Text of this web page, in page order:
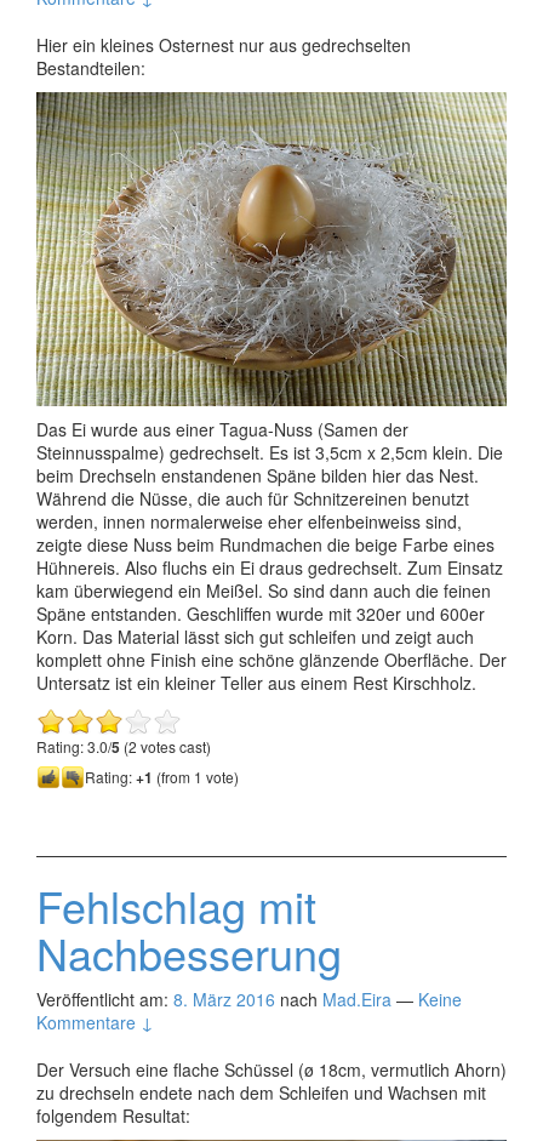
Hier ein kleines Osternest nur aus gedrechselten
Bestandteilen:
Das Ei wurde aus einer Tagua-Nuss (Samen der
Steinnusspalme) gedrechselt. Es ist 3,5cm x 2,5cm klein. Die
beim Drechseln enstandenen Späne bilden hier das Nest.
Während die Nüsse, die auch für Schnitzereinen benutzt
werden, innen normalerweise eher elfenbeinweiss sind,
zeigte diese Nuss beim Rundmachen die beige Farbe eines
Hühnereis. Also fluchs ein Ei draus gedrechselt. Zum Einsatz
kam überwiegend ein Meißel. So sind dann auch die feinen
Späne entstanden. Geschliffen wurde mit 320er und 600er
Korn. Das Material lässt sich gut schleifen und zeigt auch
komplett ohne Finish eine schöne glänzende Oberfläche. Der
Untersatz ist ein kleiner Teller aus einem Rest Kirschholz.
Rating: 3.0/5 (2 votes cast)
Rating:+1 (from 1 vote)
Fehlschlag mit
Nachbesserung
Veröffentlicht am: 8. März 2016 nach Mad.Eira — Keine
Kommentare ↓
Der Versuch eine flache Schüssel (ø 18cm, vermutlich Ahorn)
zu drechseln endete nach dem Schleifen und Wachsen mit
folgendem Resultat: